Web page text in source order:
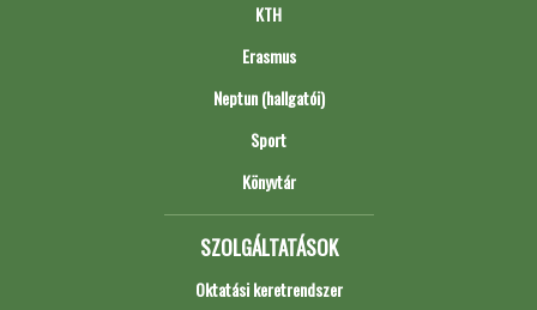
KTH
Erasmus
Neptun (hallgatói)
Sport
Könyvtár
SZOLGÁLTATÁSOK
Oktatási keretrendszer